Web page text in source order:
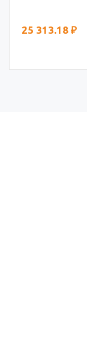
25 313.18 ₽